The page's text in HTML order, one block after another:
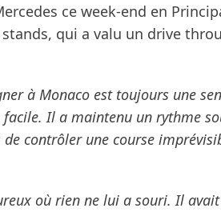
ce week-end en
qui a valu un drive
à Monaco est toujours une
Il a maintenu un rythme
contrôler une course
où rien ne lui a souri. Il